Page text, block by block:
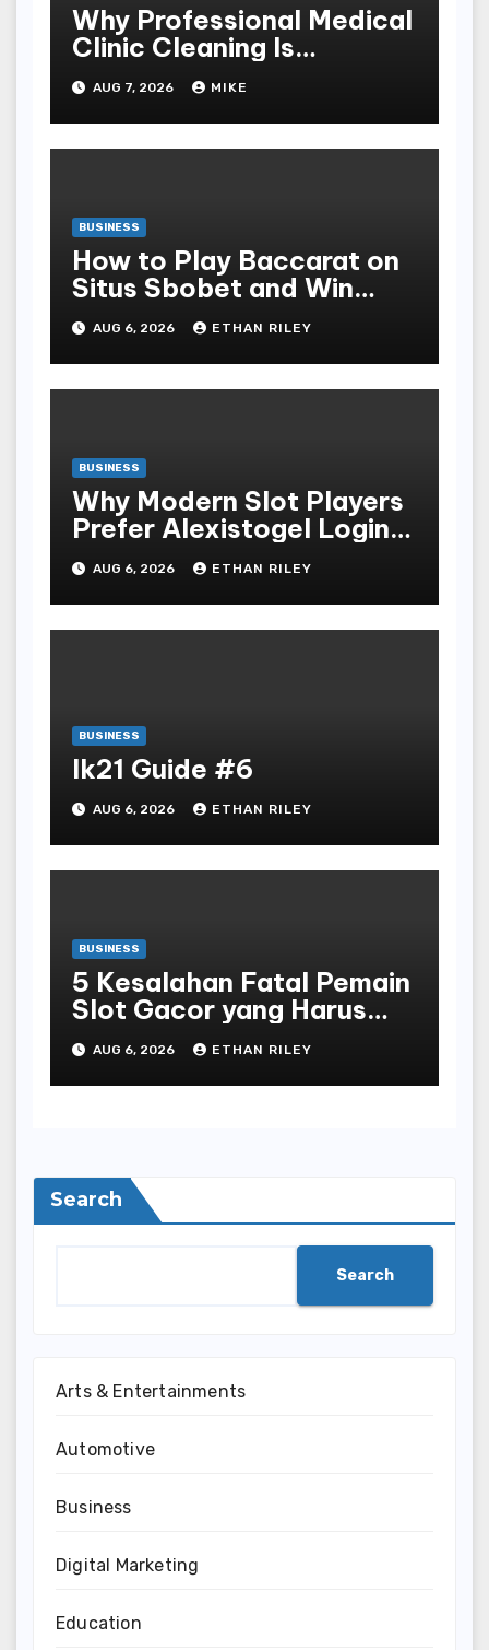
Why Professional Medical
Clinic Cleaning Is
Essential for Patient
Safety
AUG 7, 2026 MIKE
BUSINESS
How to Play Baccarat on
Situs Sbobet and Win
More Often ,
AUG 6, 2026 ETHAN RILEY
BUSINESS
Why Modern Slot Players
Prefer Alexistogel Login
for Security
AUG 6, 2026 ETHAN RILEY
BUSINESS
lk21 Guide #6
AUG 6, 2026 ETHAN RILEY
BUSINESS
5 Kesalahan Fatal Pemain
Slot Gacor yang Harus
Dihindari di Slot777
Bandar Slot Terbaik
AUG 6, 2026 ETHAN RILEY
Search
Search
Arts & Entertainments
Automotive
Business
Digital Marketing
Education